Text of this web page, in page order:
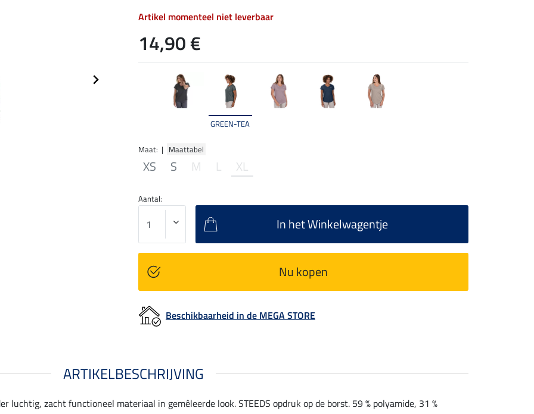
GREEN-TEA
Maat: | Maattabel
XS S M L XL
Artikel momenteel niet leverbaar
14,90 €
Aantal:
In het Winkelwagentje
Nu kopen
Beschikbaarheid in de MEGA STORE
ARTIKELBESCHRIJVING
zacht functioneel materiaal in gemêleerde look. STEEDS opdruk op de borst. 59 % polyamide, 31 %